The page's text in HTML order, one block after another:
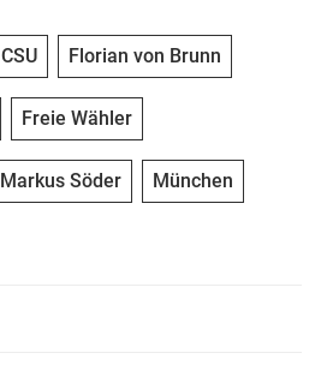
CSU Florian von Brunn
Freie Wähler
Markus Söder München